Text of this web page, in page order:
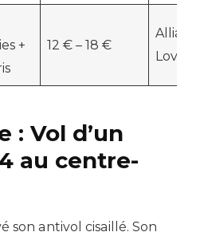
+
12 € – 18 €
Allianz,
Lovys,
: Vol d’un
au centre-
son antivol cisaillé. Son